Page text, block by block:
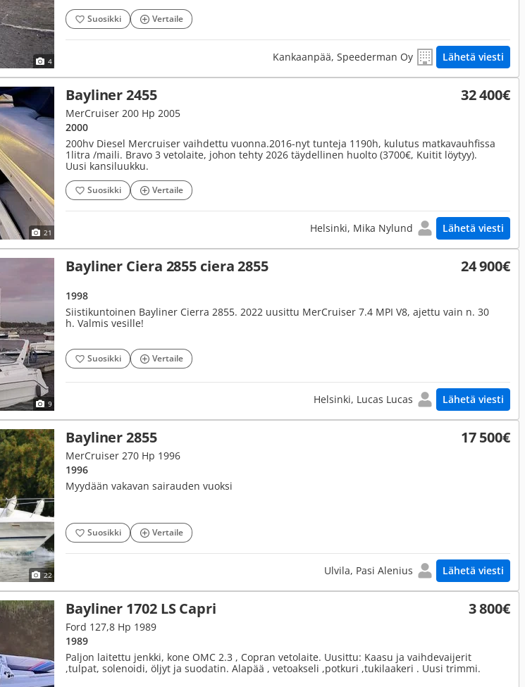
4
Suosikki Vertaile
Kankaanpää, Speederman Oy Lähetä viesti
21
Bayliner 2455 32 400€
MerCruiser 200 Hp 2005
2000
200hv Diesel Mercruiser vaihdettu vuonna.2016-nyt tunteja 1190h, kulutus matkavauhfissa
1litra /maili. Bravo 3 vetolaite, johon tehty 2026 täydellinen huolto (3700€, Kuitit löytyy).
Uusi kansiluukku.
Suosikki Vertaile
Helsinki, Mika Nylund Lähetä viesti
9
Bayliner Ciera 2855 ciera 2855 24 900€
1998
Siistikuntoinen Bayliner Cierra 2855. 2022 uusittu MerCruiser 7.4 MPI V8, ajettu vain n. 30
h. Valmis vesille!
Suosikki Vertaile
Helsinki, Lucas Lucas Lähetä viesti
22
Bayliner 2855 17 500€
MerCruiser 270 Hp 1996
1996
Myydään vakavan sairauden vuoksi
Suosikki Vertaile
Ulvila, Pasi Alenius Lähetä viesti
Bayliner 1702 LS Capri 3 800€
Ford 127,8 Hp 1989
1989
Paljon laitettu jenkki, kone OMC 2.3 , Copran vetolaite. Uusittu: Kaasu ja vaihdevaijerit
,tulpat, solenoidi, öljyt ja suodatin. Alapää , vetoakseli ,potkuri ,tukilaakeri . Uusi trimmi.